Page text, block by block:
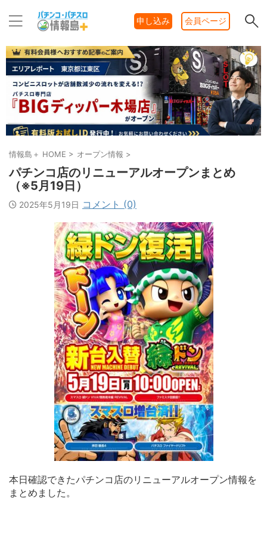
申し込み 会員ページ
情報島＋ HOME > オープン情報 >
パチンコ店のリニューアルオープンまとめ
（※5月19日）
2025年5月19日 コメント (0)
本日確認できたパチンコ店のリニューアルオープン情報を
まとめました。